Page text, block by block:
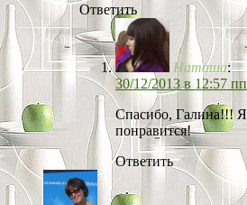
Ответить
Наташа:
30/12/2013 в 12:57 пп
Спасибо, Галина!!!
понравится!
Ответить